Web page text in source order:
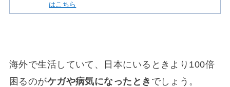
はこちら
海外で生活していて、日本にいるときより100倍
困るのがケガや病気になったとき でしょう。